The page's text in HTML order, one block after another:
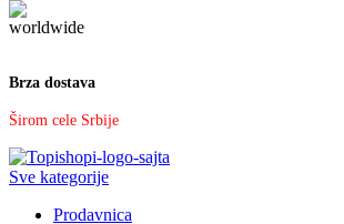
Brza dostava
Širom cele Srbije
Sve kategorije
Prodavnica